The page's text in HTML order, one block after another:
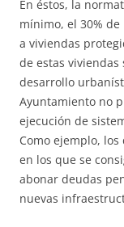
En éstos, la
mínimo, el 30%
a viviendas
de estas
desarrollo
Ayuntamiento no
ejecución de
Como ejemplo,
en los que se
abonar deudas
nuevas